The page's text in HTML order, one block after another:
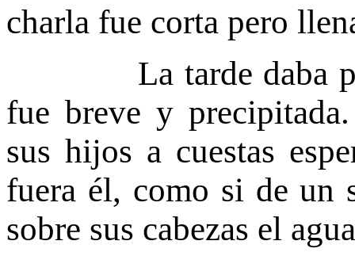
charla fue corta pero
La tarde daba
fue breve y
sus hijos a cuestas
fuera él, como si de un
sobre sus cabezas el